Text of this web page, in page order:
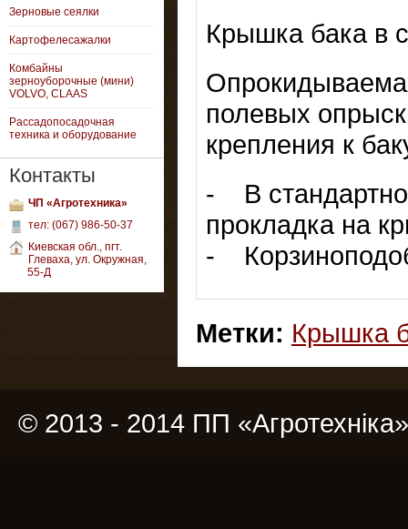
Зерновые сеялки
Картофелесажалки
Комбайны
зерноуборочные (мини)
VOLVO, CLAAS
Рассадопосадочная
техника и оборудование
Контакты
ЧП «Агротехника»
тел: (067) 986-50-37
Киевская обл., пгт.
Глеваха, ул. Окружная,
55-Д
Крышка бака в
полевых
крепления к
- В
прокладка на
-
Метки: Крышка
© 2013 - 2014 ПП «Агротехніка»